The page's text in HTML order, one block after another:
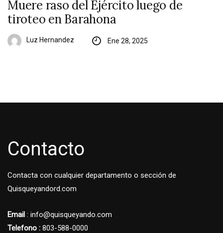
Muere raso del Ejército luego de
tiroteo en Barahona
Luz Hernandez Ene 28, 2025
Contacto
Contacta con cualquier departamento o sección de
Quisqueyandord.com
Email : info@quisqueyando.com
Telefono : 803-588-0000